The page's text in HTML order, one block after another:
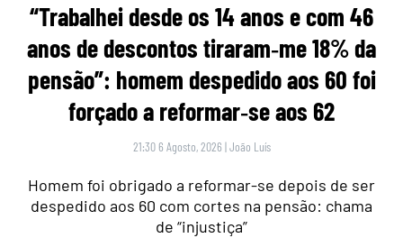
“Trabalhei desde os 14 anos e com 46
anos de descontos tiraram‑me 18% da
pensão”: homem despedido aos 60 foi
forçado a reformar‑se aos 62
21:30 6 Agosto, 2026 |João Luís
Homem foi obrigado a reformar-se depois de ser
despedido aos 60 com cortes na pensão: chama
de “injustiça”